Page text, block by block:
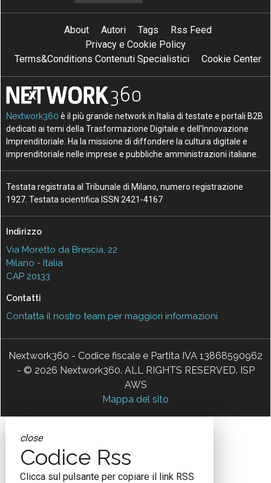
About Autori Tags
Rss Feed
Privacy e Cookie Policy
Terms&Conditions Contenuti Specialistici
Cookie Center
Nextwork360 è il più grande network in Italia di testate e portali B2B
dedicati ai temi della Trasformazione Digitale e dell’Innovazione
Imprenditoriale. Ha la missione di diffondere la cultura digitale e
imprenditoriale nelle imprese e pubbliche amministrazioni italiane.
Testata registrata al Tribunale di Milano, numero registrazione
1927. Testata scientifica ISSN 2421-4167
Indirizzo
Via Moretto da Brescia, 22
Milano - Italia
CAP 20133
Contatti
Contatta il nostro team per maggiori informazioni
Nextwork360 - Codice fiscale e Partita IVA 13868590962
- © 2026 Nextwork360. ALL RIGHTS RESERVED. ISP
AWS
Mappa del sito
close
Codice Rss
Clicca sul pulsante per copiare il link RSS